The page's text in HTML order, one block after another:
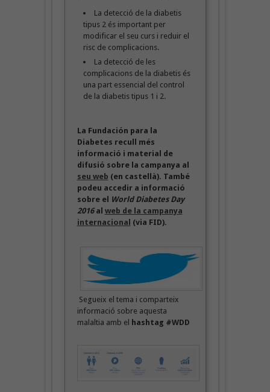
La detecció de la diabetis
tipus 2 és important per
modificar el seu curs i reduir el
risc de complicacions.
La detecció de les
complicacions de la diabetis és
una part essencial del control
de la diabetis tipus 1 i 2.
La Fundación para la
Diabetes recull més
informació i material de
difusió sobre la campanya al
seu web (en castellà). També
podeu accedir a informació
sobre el World Diabetes Day
2016al web de la campanya
internacional (via FID).
Segueix el tema i comparteix
informació sobre aquesta
malaltia amb el
hashtag #WDD